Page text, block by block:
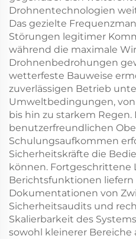
Drohnentechnologien
Das gezielte
Störungen legitimer
während die maximale
Drohnenbedrohungen
wetterfeste Bauweise
zuverlässigen Betrieb
Umweltbedingungen,
bis hin zu starkem Regen.
benutzerfreundlichen
Schulungsaufkommen
Sicherheitskräfte die
können. Fortgeschrittene
Berichtsfunktionen
Dokumentationen von
Sicherheitsaudits und
Skalierbarkeit des
sowohl kleinerer Bereiche